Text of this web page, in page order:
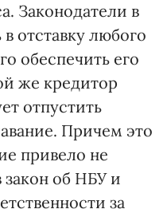
Законодатели в
в отставку любого
обеспечить его
же кредитор
отпустить
Причем это
привело не
об НБУ и
за